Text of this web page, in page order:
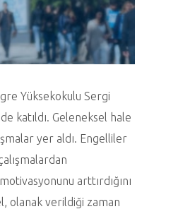
Yüksekokulu Sergi
katıldı. Geleneksel hale
yer aldı. Engelliler
arttırdığını
olanak verildiği zaman